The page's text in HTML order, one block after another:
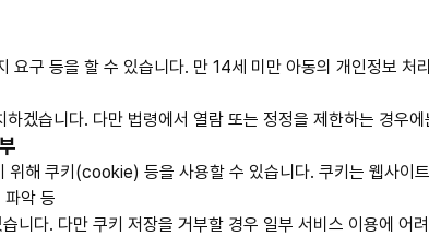
요구 등을 할 수 있습니다. 만 14세 미만 아동의 개인정보
겠습니다. 다만 법령에서 열람 또는 정정을 제한하는 경우
위해 쿠키(cookie) 등을 사용할 수 있습니다. 쿠키는 웹사
파악 등
니다. 다만 쿠키 저장을 거부할 경우 일부 서비스 이용에 어